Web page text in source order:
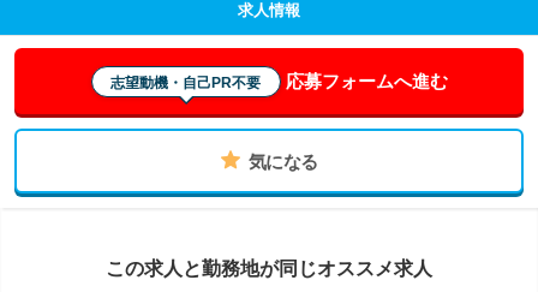
求人情報
志望動機・自己PR不要 応募フォームへ進む
気になる
この求人と勤務地が同じオススメ求人